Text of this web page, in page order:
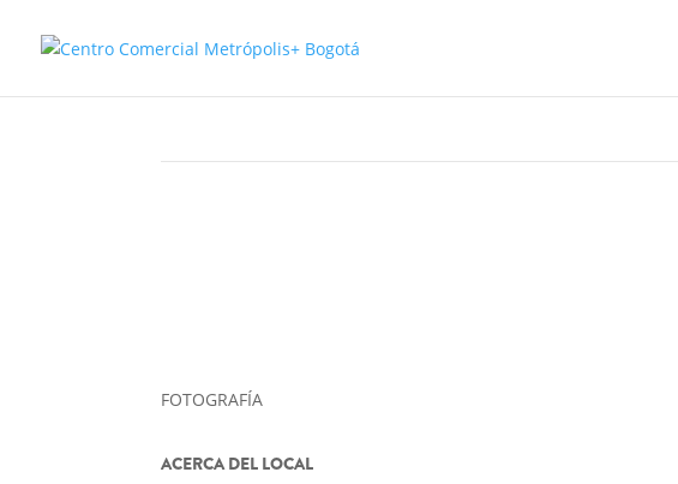
FOTOGRAFÍA
ACERCA DEL LOCAL